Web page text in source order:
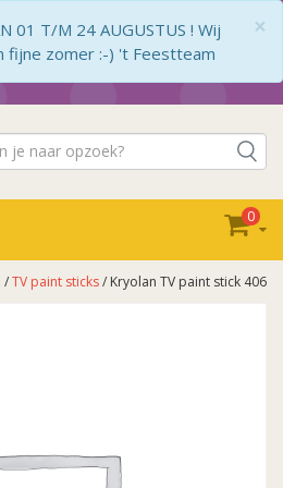
×
01 T/M 24 AUGUSTUS ! Wij
fijne zomer :-) 't Feestteam
0
/TV paint sticks/ Kryolan TV paint stick 406